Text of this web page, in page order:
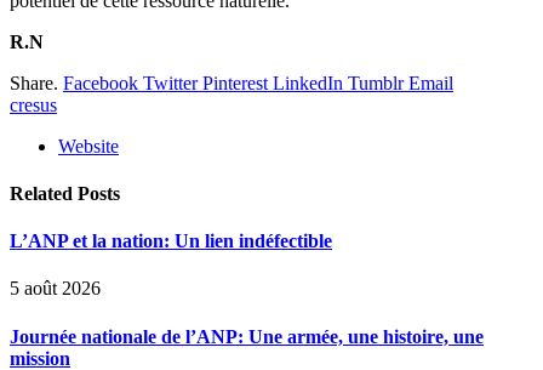
R.N
Share. Facebook Twitter Pinterest LinkedIn Tumblr Email
cresus
Website
Related Posts
L’ANP et la nation: Un lien indéfectible
5 août 2026
Journée nationale de l’ANP: Une armée, une histoire, une
mission